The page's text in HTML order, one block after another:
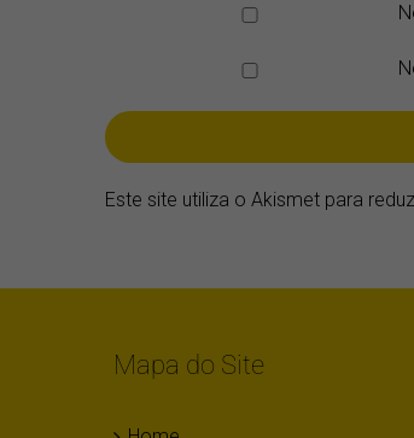
Este site utiliza o Akismet para
Mapa do Site